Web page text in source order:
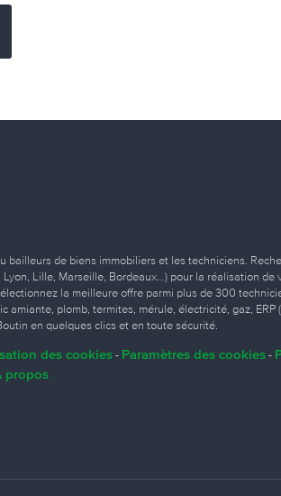
bailleurs de biens immobiliers et les techniciens.
Lille, Marseille, Bordeaux…) pour la réalisation de
la meilleure offre parmi plus de 300
amiante, plomb, termites, mérule, électricité, gaz, ERP
en quelques clics et en toute sécurité.
des cookies - Paramètres des cookies -
propos